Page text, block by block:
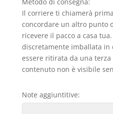
Il corriere ti chiamerà
concordare un altro punto
ricevere il pacco a casa
discretamente imballata
essere ritirata da una
contenuto non è visibile
Note aggiuntitive: